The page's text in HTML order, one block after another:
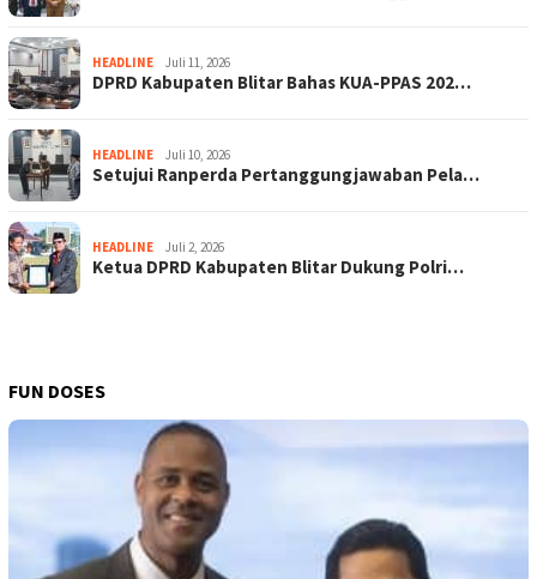
HEADLINE Juli 11, 2026
DPRD Kabupaten Blitar Bahas KUA-PPAS 202…
HEADLINE Juli 10, 2026
Setujui Ranperda Pertanggungjawaban Pela…
HEADLINE Juli 2, 2026
Ketua DPRD Kabupaten Blitar Dukung Polri…
FUN DOSES